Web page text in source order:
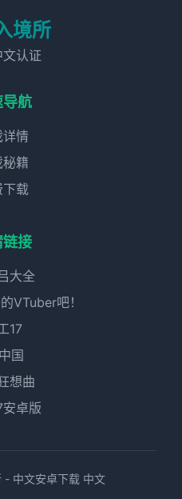
境所
认证
航
详情
秘籍
下载
链接
大全
VTuber吧！
17
国
想曲
安卓版
中文安卓下载 中文